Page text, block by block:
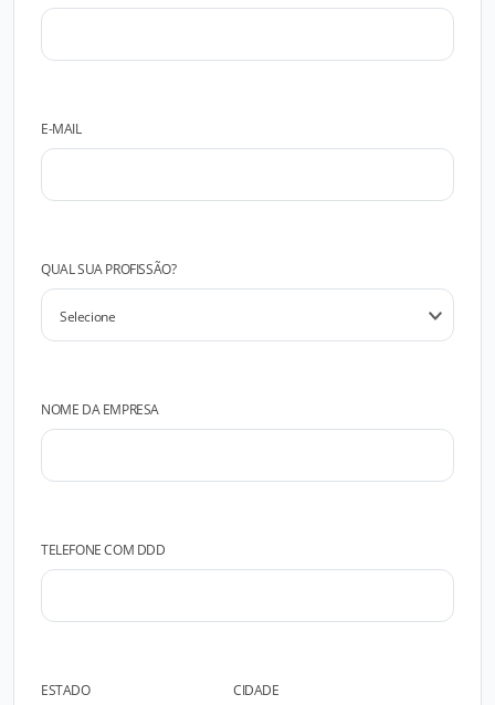
E-MAIL
QUAL SUA PROFISSÃO?
NOME DA EMPRESA
TELEFONE COM DDD
ESTADO CIDADE